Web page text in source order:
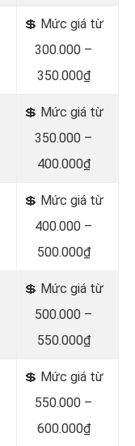
💲 Mức giá từ
300.000 –
350.000₫
💲 Mức giá từ
350.000 –
400.000₫
💲 Mức giá từ
400.000 –
500.000₫
💲 Mức giá từ
500.000 –
550.000₫
💲 Mức giá từ
550.000 –
600.000₫